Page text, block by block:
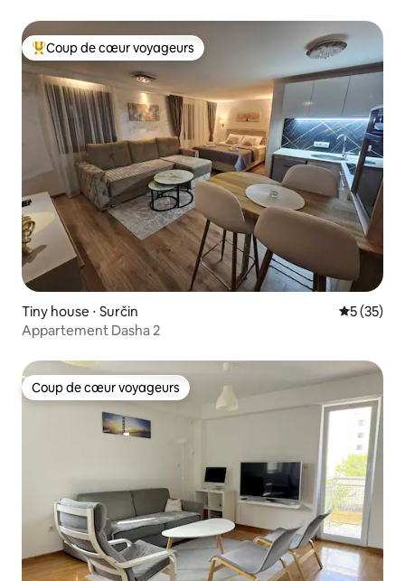
Coups de cœur voyageurs les plus appréciés
Coup de cœur voyageurs
Tiny house ⋅ Surčin
5 (35)
Appartement Dasha 2
Coup de cœur voyageurs
Coup de cœur voyageurs